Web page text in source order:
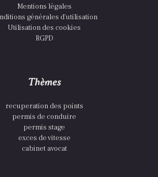
Mentions légales
générales d'utilisation
Utilisation des cookies
RGPD
Thèmes
recuperation des points
permis de conduire
permis stage
exces de vitesse
cabinet avocat